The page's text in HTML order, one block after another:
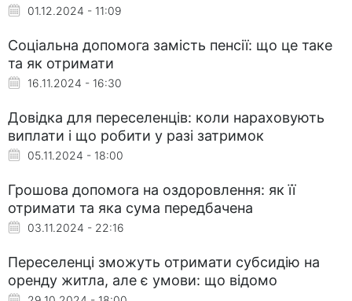
01.12.2024 - 11:09
Соціальна допомога замість пенсії: що це таке
та як отримати
16.11.2024 - 16:30
Довідка для переселенців: коли нараховують
виплати і що робити у разі затримок
05.11.2024 - 18:00
Грошова допомога на оздоровлення: як її
отримати та яка сума передбачена
03.11.2024 - 22:16
Переселенці зможуть отримати субсидію на
оренду житла, але є умови: що відомо